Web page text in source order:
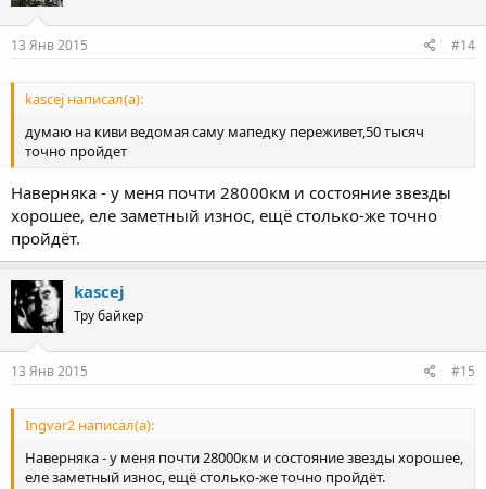
13 Янв 2015 #14
kascej написал(а):
думаю на киви ведомая саму мапедку переживет,50 тысяч
точно пройдет
Наверняка - у меня почти 28000км и состояние звезды
хорошее, еле заметный износ, ещё столько-же точно
пройдёт.
kascej
Тру байкер
13 Янв 2015 #15
Ingvar2 написал(а):
Наверняка - у меня почти 28000км и состояние звезды хорошее,
еле заметный износ, ещё столько-же точно пройдёт.